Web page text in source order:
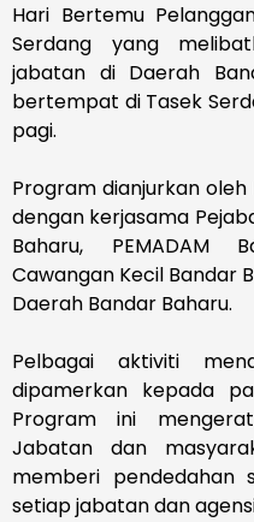
Hari Bertemu
Serdang yang
jabatan di Daerah
bertempat di Tasek
pagi.
Program dianjurkan oleh
dengan kerjasama
Baharu, PEMADAM
Cawangan Kecil Bandar
Daerah Bandar Baharu.
Pelbagai aktiviti
dipamerkan kepada
Program ini
Jabatan dan
memberi pendedahan
setiap jabatan dan